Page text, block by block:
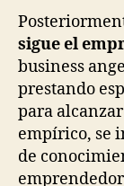
sigue el
business
prestando
para
empírico, se
de